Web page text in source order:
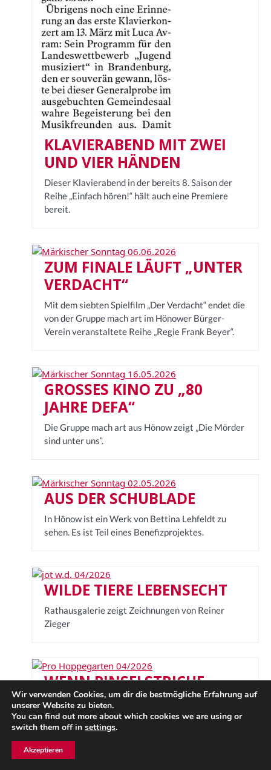
KLAVIERABEND MIT ZWEI
UND VIER HÄNDEN
Dieser Klavierabend in der bereits 8. Saison der
Reihe „Einfach hören!“ hält auch eine Premiere
bereit.
ZUM FINALE LÄUFT „UNTER
VERDACHT“
Mit dem siebten Spielfilm „Der Verdacht“ endet die
von der Gruppe mach art im Hönower Bürger-
Verein veranstaltete Reihe „Regie Frank Beyer“.
GROSSES KINO ZU „80 J
AHRE DEFA“
Die Gruppe mach art aus Hönow zeigt „Die Mörder
sind unter uns“.
AUS DER SCHUBLADE
In Hönow ist ein Werk von Bettina Lehfeldt zu
sehen. Es ist Teil eines Benefizprojektes.
WILDE TIERE LEBENSECHT
Rathausgalerie zeigt Zeichnungen von Reiner
Zieger
WENN PINSELSTRICHE
LEBENDIG WERDEN
Ausstellung und Vortrag des bedeutenden
Tiermalers Reiner Zieger
Wir verwenden Cookies, um dir die bestmögliche Erfahrung auf
unserer Website zu bieten.
You can find out more about which cookies we are using or
switch them off in settings.
Akzeptieren